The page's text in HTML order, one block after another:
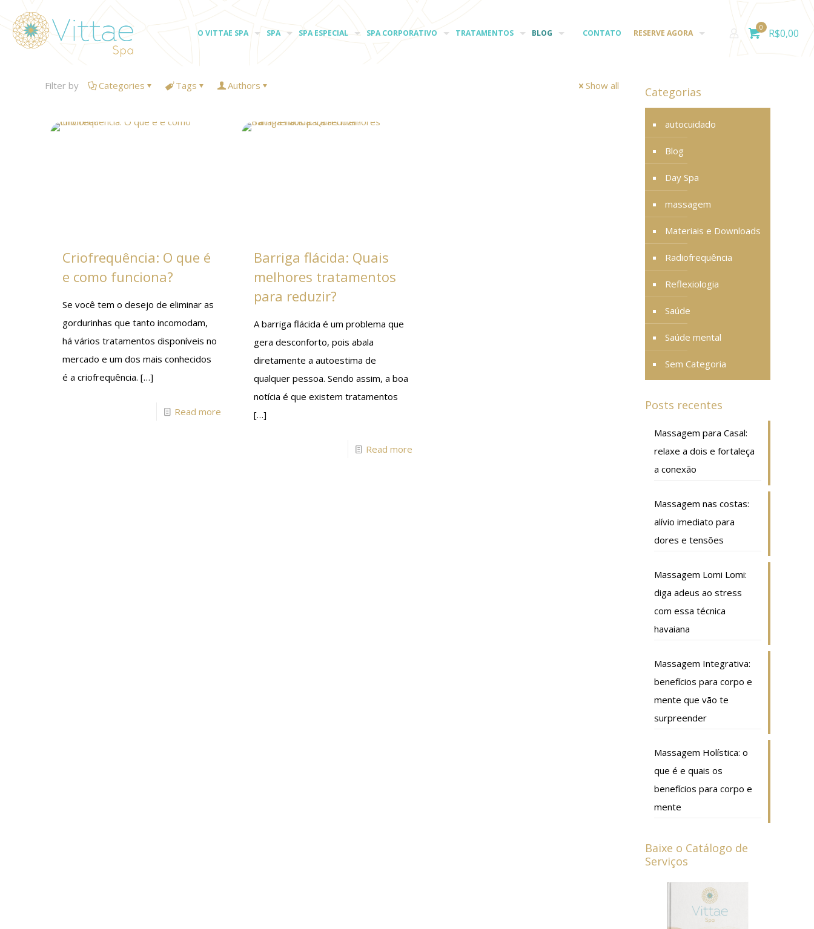
O VITTAE SPA SPA SPA ESPECIAL SPA CORPORATIVO TRATAMENTOS BLOG CONTATO RESERVE AGORA
0 R$0,00
Filter by Categories Tags Authors Show all
Criofrequência: O que é
e como funciona?
Se você tem o desejo de eliminar as
gordurinhas que tanto incomodam,
há vários tratamentos disponíveis no
mercado e um dos mais conhecidos
é a criofrequência. […]
Read more
Barriga flácida: Quais
melhores tratamentos
para reduzir?
A barriga flácida é um problema que
gera desconforto, pois abala
diretamente a autoestima de
qualquer pessoa. Sendo assim, a boa
notícia é que existem tratamentos
[…]
Read more
Categorias
autocuidado
Blog
Day Spa
massagem
Materiais e Downloads
Radiofrequência
Reflexiologia
Saúde
Saúde mental
Sem Categoria
Posts recentes
Massagem para Casal:
relaxe a dois e fortaleça
a conexão
Massagem nas costas:
alívio imediato para
dores e tensões
Massagem Lomi Lomi:
diga adeus ao stress
com essa técnica
havaiana
Massagem Integrativa:
benefícios para corpo e
mente que vão te
surpreender
Massagem Holística: o
que é e quais os
benefícios para corpo e
mente
Baixe o Catálogo de
Serviços